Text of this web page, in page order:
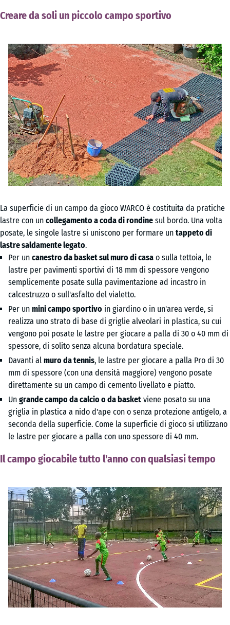
Creare da soli un piccolo campo sportivo
La superficie di un campo da gioco WARCO è costituita da pratiche
lastre con un collegamento a coda di rondine sul bordo. Una volta
posate, le singole lastre si uniscono per formare un tappeto di
lastre saldamente legato.
Per un canestro da basket sul muro di casa o sulla tettoia, le
lastre per pavimenti sportivi di 18 mm di spessore vengono
semplicemente posate sulla pavimentazione ad incastro in
calcestruzzo o sull'asfalto del vialetto.
Per un mini campo sportivo in giardino o in un'area verde, si
realizza uno strato di base di griglie alveolari in plastica, su cui
vengono poi posate le lastre per giocare a palla di 30 o 40 mm di
spessore, di solito senza alcuna bordatura speciale.
Davanti al muro da tennis, le lastre per giocare a palla Pro di 30
mm di spessore (con una densità maggiore) vengono posate
direttamente su un campo di cemento livellato e piatto.
Un grande campo da calcio o da basket viene posato su una
griglia in plastica a nido d'ape con o senza protezione antigelo, a
seconda della superficie. Come la superficie di gioco si utilizzano
le lastre per giocare a palla con uno spessore di 40 mm.
Il campo giocabile tutto l'anno con qualsiasi tempo